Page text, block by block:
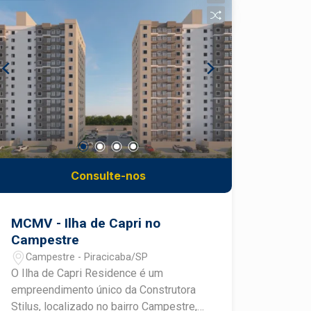
social - 1 vaga de estacionamento -
Ambientes reformados e prontos para
utilização - Área construída de 80 m² -
Área do terreno de 96 m²
DIFERENCIAIS DO IMÓVEL - Vocação
comercial para diferentes segmentos -
Layout funcional para atendimento e
operação - Ambientes bem distribuídos
- Imóvel pronto para instalação
bairro São Dimas LOCALIZAÇÃO E
bairro São Dimas, em Piracicaba - Fácil
acesso às principais avenidas da
cidade - Próximo a clínicas, escritórios,
restaurantes e comércios - Região com
excelente infraestrutura e grande fluxo
de pessoas - Bairro São Dimas oferece
Consulte-nos
MCMV - Ilha de Capri no
Campestre
Campestre - Piracicaba/SP
O Ilha de Capri Residence é um
empreendimento único da Construtora
Stilus, localizado no bairro Campestre,